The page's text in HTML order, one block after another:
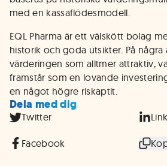
med en kassaflödesmodell.
EQL Pharma är ett välskött bolag
historik och goda utsikter. På några
värderingen som alltmer attraktiv,
framstår som en lovande
en något högre riskaptit.
Dela med dig
Twitter
Facebook